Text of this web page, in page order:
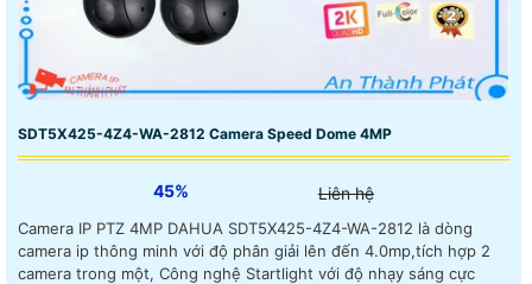
SDT5X425-4Z4-WA-2812 Camera Speed Dome 4MP
45% Liên hệ
Camera IP PTZ 4MP DAHUA SDT5X425-4Z4-WA-2812 là dòng
camera ip thông minh với độ phân giải lên đến 4.0mp,tích hợp 2
camera trong một, Công nghệ Startlight với độ nhạy sáng cực